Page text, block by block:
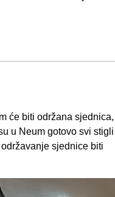
će biti održana sjednica,
u Neum gotovo svi stigli
sjednice biti